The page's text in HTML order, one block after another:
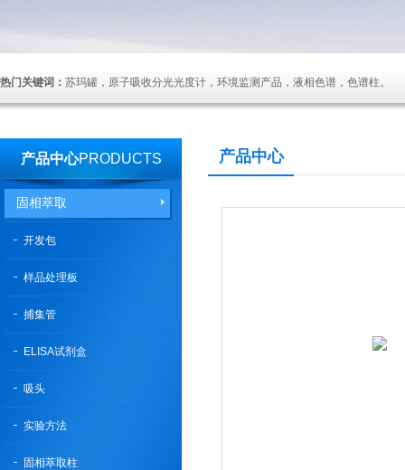
热门关键词： 苏玛罐，原子吸收分光光度计，环境监测产品，液相色谱，色谱柱。
产品中心PRODUCTS
固相萃取
开发包
样品处理板
捕集管
ELISA试剂盒
吸头
实验方法
固相萃取柱
产品中心